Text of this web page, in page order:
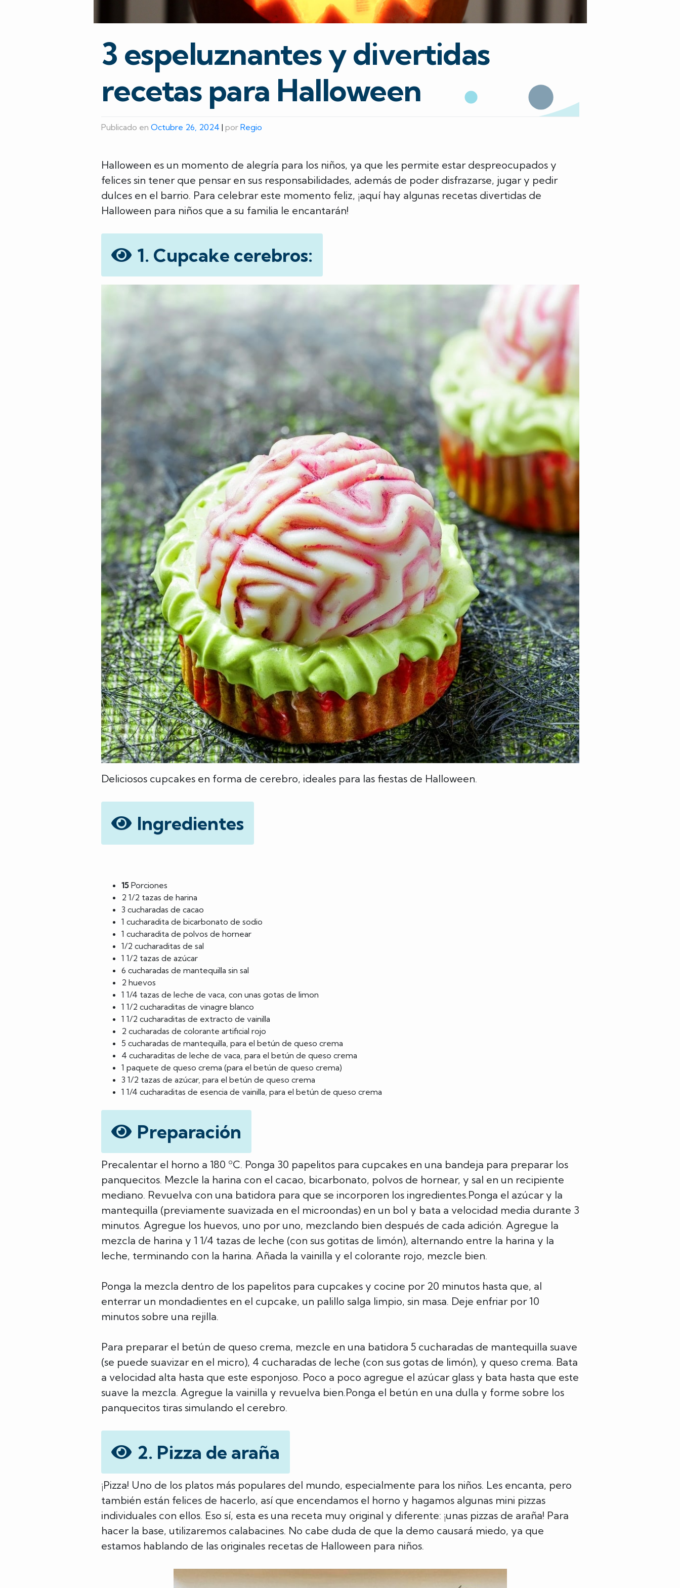
3 espeluznantes y divertidas
recetas para Halloween
Publicado en Octubre 26, 2024 | por Regio
Halloween es un momento de alegría para los niños, ya que les permite estar despreocupados y
felices sin tener que pensar en sus responsabilidades, además de poder disfrazarse, jugar y pedir
dulces en el barrio. Para celebrar este momento feliz, ¡aquí hay algunas recetas divertidas de
Halloween para niños que a su familia le encantarán!
1. Cupcake cerebros:
Deliciosos cupcakes en forma de cerebro, ideales para las fiestas de Halloween.
Ingredientes
15Porciones
2 1/2 tazas de harina
3 cucharadas de cacao
1 cucharadita de bicarbonato de sodio
1 cucharadita de polvos de hornear
1/2 cucharaditas de sal
1 1/2 tazas de azúcar
6 cucharadas de mantequilla sin sal
2 huevos
1 1/4 tazas de leche de vaca, con unas gotas de limon
1 1/2 cucharaditas de vinagre blanco
1 1/2 cucharaditas de extracto de vainilla
2 cucharadas de colorante artificial rojo
5 cucharadas de mantequilla, para el betún de queso crema
4 cucharaditas de leche de vaca, para el betún de queso crema
1 paquete de queso crema (para el betún de queso crema)
3 1/2 tazas de azúcar, para el betún de queso crema
1 1/4 cucharaditas de esencia de vainilla, para el betún de queso crema
Preparación
Precalentar el horno a 180 ºC. Ponga 30 papelitos para cupcakes en una bandeja para preparar los
panquecitos. Mezcle la harina con el cacao, bicarbonato, polvos de hornear, y sal en un recipiente
mediano. Revuelva con una batidora para que se incorporen los ingredientes.Ponga el azúcar y la
mantequilla (previamente suavizada en el microondas) en un bol y bata a velocidad media durante 3
minutos. Agregue los huevos, uno por uno, mezclando bien después de cada adición. Agregue la
mezcla de harina y 1 1/4 tazas de leche (con sus gotitas de limón), alternando entre la harina y la
leche, terminando con la harina. Añada la vainilla y el colorante rojo, mezcle bien.
Ponga la mezcla dentro de los papelitos para cupcakes y cocine por 20 minutos hasta que, al
enterrar un mondadientes en el cupcake, un palillo salga limpio, sin masa. Deje enfriar por 10
minutos sobre una rejilla.
Para preparar el betún de queso crema, mezcle en una batidora 5 cucharadas de mantequilla suave
(se puede suavizar en el micro), 4 cucharadas de leche (con sus gotas de limón), y queso crema. Bata
a velocidad alta hasta que este esponjoso. Poco a poco agregue el azúcar glass y bata hasta que este
suave la mezcla. Agregue la vainilla y revuelva bien.Ponga el betún en una dulla y forme sobre los
panquecitos tiras simulando el cerebro.
2. Pizza de araña
¡Pizza! Uno de los platos más populares del mundo, especialmente para los niños. Les encanta, pero
también están felices de hacerlo, así que encendamos el horno y hagamos algunas mini pizzas
individuales con ellos. Eso sí, esta es una receta muy original y diferente: ¡unas pizzas de araña! Para
hacer la base, utilizaremos calabacines. No cabe duda de que la demo causará miedo, ya que
estamos hablando de las originales recetas de Halloween para niños.